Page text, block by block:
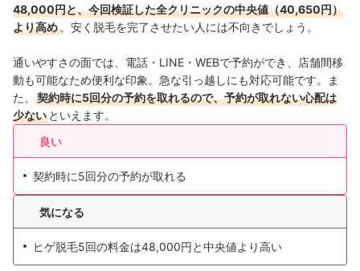
48,000円と、今回検証した全クリニックの中央値（40,650円）
より高め 。安く脱毛を完了させたい人には不向きでしょう。
通いやすさの面では、電話・LINE・WEBで予約ができ、店舗間移
動も可能なため便利な印象。急な引っ越しにも対応可能です。ま
た、
契約時に5回分の予約を取れるので、予約が取れない心配は
少ない といえます。
良い
契約時に5回分の予約が取れる
気になる
ヒゲ脱毛5回の料金は48,000円と中央値より高い